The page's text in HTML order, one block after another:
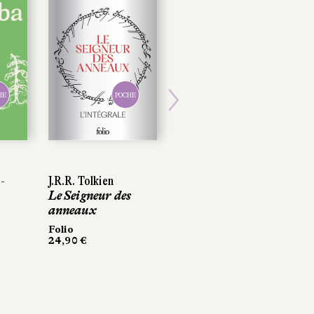
POCHE
J.R.R. Tolkien
Le Seigneur des
anneaux
Folio
24,90 €